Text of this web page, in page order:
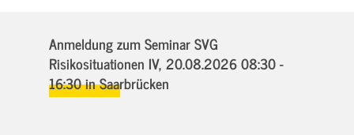
Anmeldung zum Seminar SVG
Risikosituationen IV, 20.08.2026 08:30 -
16:30in Saarbrücken